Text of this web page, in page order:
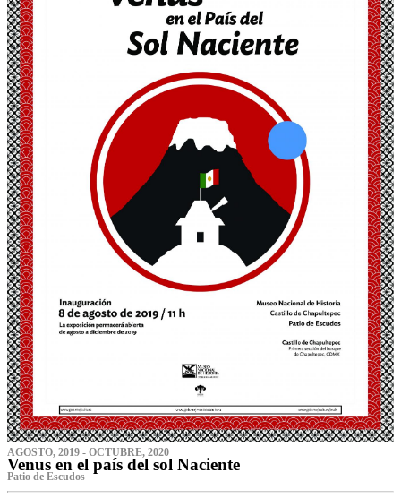
AGOSTO, 2019 - OCTUBRE, 2020
Venus en el país del sol Naciente
P‌atio de Escudos